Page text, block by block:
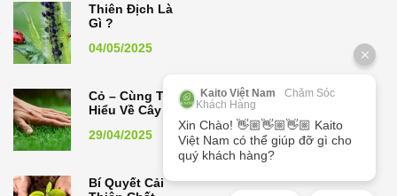
Thiên Địch Là
Gì ?
04/05/2025
Cỏ – Cùng Tìm
Hiểu Về Cây Cỏ
29/04/2025
Bí Quyết Cải
Kaito Việt Nam
Chăm Sóc
Khách Hàng
Xin Chào! 👋🏼👋🏼👋🏼 Kaito
Việt Nam có thể giúp đỡ gì cho
quý khách hàng?